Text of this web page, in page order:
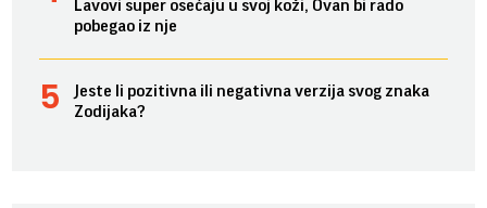
Lavovi super osećaju u svoj koži, Ovan bi rado
pobegao iz nje
Jeste li pozitivna ili negativna verzija svog znaka
Zodijaka?